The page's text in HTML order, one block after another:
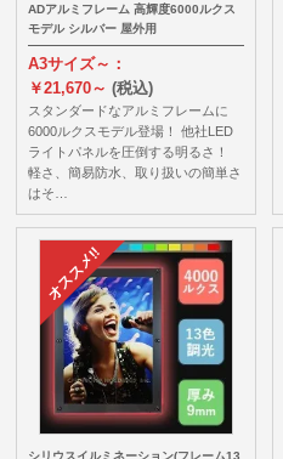
ADアルミフレーム 高輝度6000ルクス
モデル シルバー 屋外用
A3サイズ～：
￥21,670～(税込)
スタンダードなアルミフレームに
6000ルクスモデル登場！ 他社LED
ライトパネルを圧倒する明るさ！
軽さ、簡易防水、取り扱いの簡単さ
はそ…
シリウスイルミネーション(フレーム13